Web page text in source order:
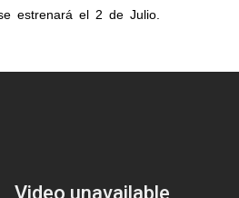
estrenará el 2 de Julio.